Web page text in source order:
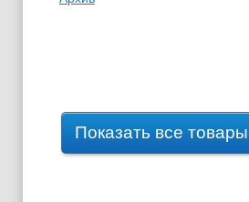
Показать все товары